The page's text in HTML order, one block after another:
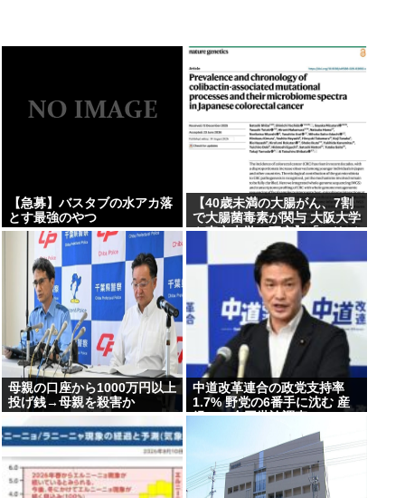
【急募】バスタブの水アカ落
とす最強のやつ
【40歳未満の大腸がん、7割
で大腸菌毒素が関与 大阪大学
や東京大学の研究】「コリバ
クチン」と呼ばれる毒素、
1965年以降に生まれた世代で
高い頻度で認められた、除菌
などによる予防法の開発を目
指す
母親の口座から1000万円以上
投げ銭→母親を殺害か
中道改革連合の政党支持率
1.7% 野党の6番手に沈む 産
経FNN合同世論調査